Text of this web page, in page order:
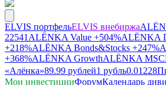
ELVIS портфельELVIS внебиржа
22541 ALЁNKA Value +504%ALЁNKA
+218%ALЁNKA Bonds&Stocks +247%
+368%ALЁNKA GrowthALЁNKA
«Алёнка»89.99 рублей1 рубль0.01228
Мои инвестицииФорумКалендарь